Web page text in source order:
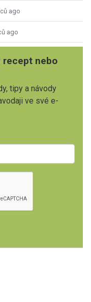
ago
ago
recept nebo
tipy a návody
ve své e-